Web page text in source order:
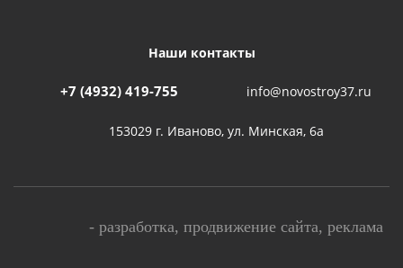
Наши контакты
+7 (4932) 419-755 info@novostroy37.ru
153029 г. Иваново, ул. Минская, 6а
- разработка, продвижение сайта, реклама